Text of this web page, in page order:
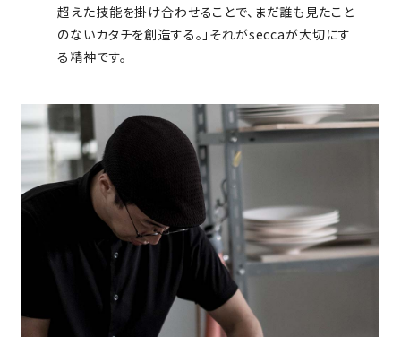
超えた技能を掛け合わせることで、まだ誰も見たこと
のないカタチを創造する。」それがseccaが大切にす
る精神です。